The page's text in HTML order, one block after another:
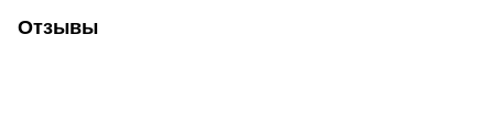
Отзывы